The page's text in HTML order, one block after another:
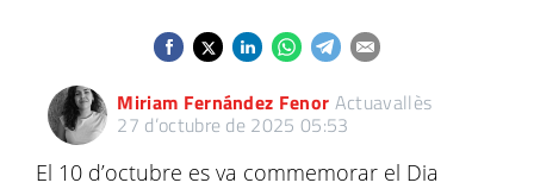
Miriam Fernández Fenor Actuavallès
27 d’octubre de 2025 05:53
El 10 d’octubre es va commemorar el Dia